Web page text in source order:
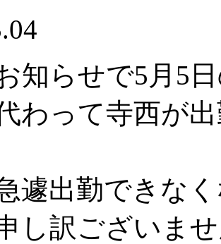
知らせで5月5
わって寺西が
遽出勤できな
し訳ございま